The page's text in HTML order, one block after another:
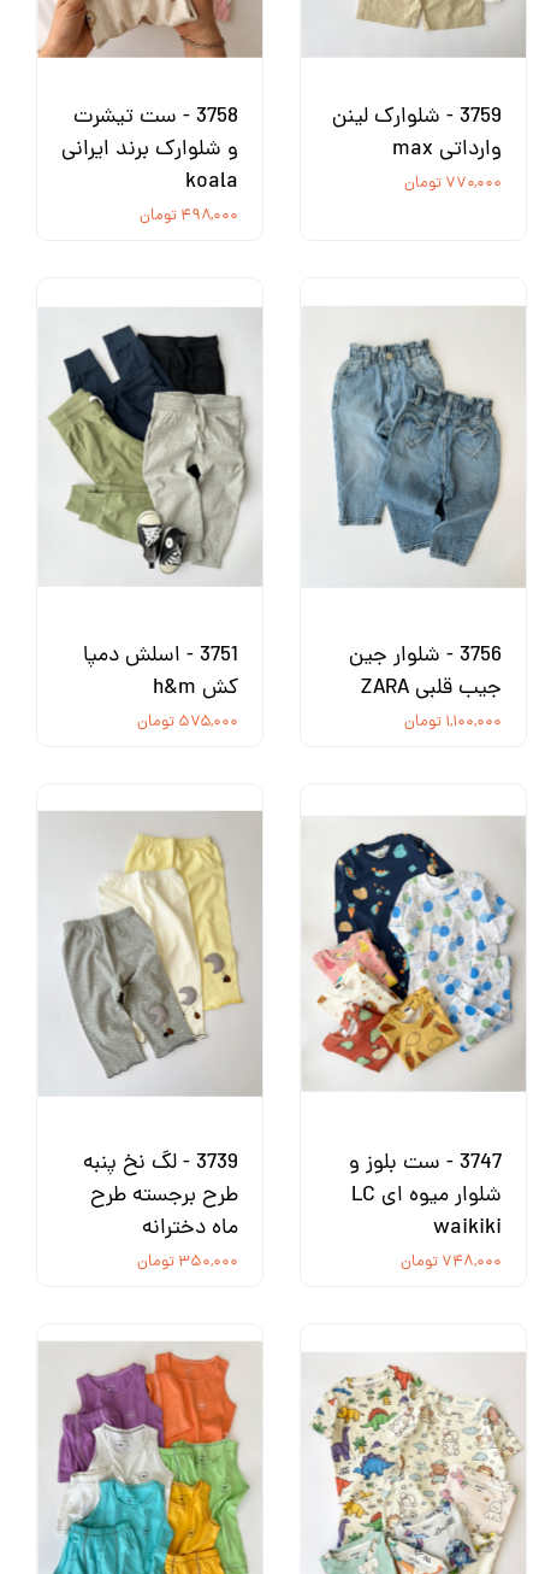
3759 - شلوارک لینن
وارداتی max
۷۷۰,۰۰۰ تومان
3758 - ست تیشرت
و شلوارک برند ایرانی
koala
۴۹۸,۰۰۰ تومان
3756 - شلوار جین
جیب قلبی ZARA
۱,۱۰۰,۰۰۰ تومان
3751 - اسلش دمپا
کش h&m
۵۷۵,۰۰۰ تومان
3747 - ست بلوز و
شلوار میوه ای LC
waikiki
۷۴۸,۰۰۰ تومان
3739 - لگ نخ پنبه
طرح برجسته طرح
ماه دخترانه
۳۵۰,۰۰۰ تومان